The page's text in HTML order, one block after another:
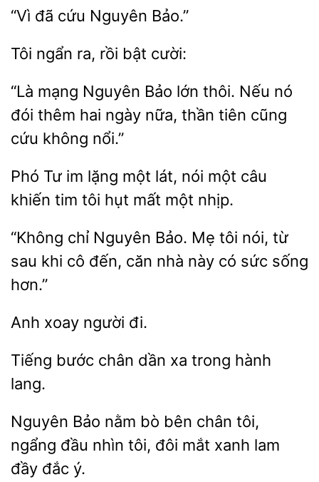
“Vì Nguyên
ngẩn ra, rồi
“Là mạng Nguyên
lớn thôi. Nếu nó
đói thêm
ngày
thần tiên cũng
cứu không nổi.”
Tư im lặng một lát, nói
câu
khiến tim tôi hụt mất một
“Không Nguyên Bảo. Mẹ
nói, từ
sau khi cô đến, căn nhà này có sức sống
người
Tiếng dần xa trong hành
Nguyên Bảo bò bên
tôi,
ngẩng đầu nhìn tôi,
mắt xanh lam
đầy đắc ý.